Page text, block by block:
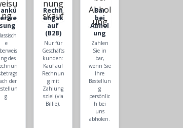
e
des
der
g.
Rechn
ungsk
auf
(B2B)
Nur für
Geschäfts
kunden:
Kauf auf
Rechnun
g mit
Zahlung
sziel (via
Billie).
Bar
bei
Abhol
ung
Zahlen
Sie in
bar,
wenn Sie
Ihre
Bestellun
g
persönlic
h bei
uns
abholen.